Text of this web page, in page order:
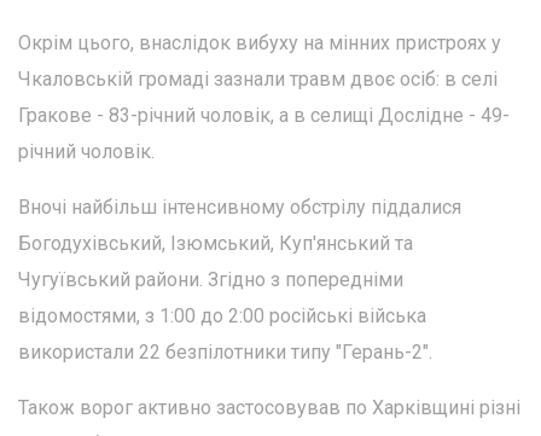
Окрім цього, внаслідок вибуху на мінних пристроях у
Чкаловській громаді зазнали травм двоє осіб: в селі
Гракове - 83-річний чоловік, а в селищі Дослідне - 49-
річний чоловік.
Вночі найбільш інтенсивному обстрілу піддалися
Богодухівський, Ізюмський, Куп'янський та
Чугуївський райони. Згідно з попередніми
відомостями, з 1:00 до 2:00 російські війська
використали 22 безпілотники типу "Герань-2".
Також ворог активно застосовував по Харківщині різні